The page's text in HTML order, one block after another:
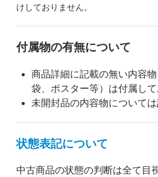
けしておりません。
付属物の有無について
商品詳細に記載の無い内容
袋、ポスター等）は付属して
未開封品の内容物については
状態表記について
中古商品の状態の判断は全て目